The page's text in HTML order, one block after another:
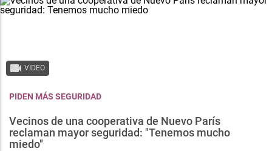
VIDEO
PIDEN MÁS SEGURIDAD
Vecinos de una cooperativa de Nuevo París
reclaman mayor seguridad: "Tenemos mucho
miedo"